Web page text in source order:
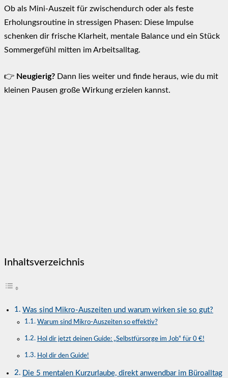
Ob als Mini-Auszeit für zwischendurch oder als feste
Erholungsroutine in stressigen Phasen: Diese Impulse
schenken dir frische Klarheit, mentale Balance und ein Stück
Sommergefühl mitten im Arbeitsalltag.
👉 Neugierig? Dann lies weiter und finde heraus, wie du mit
kleinen Pausen große Wirkung erzielen kannst.
Inhaltsverzeichnis
Was sind Mikro-Auszeiten und warum wirken sie so gut?
Warum sind Mikro-Auszeiten so effektiv?
Hol dir jetzt deinen Guide: „Selbstfürsorge im Job“ für 0 €!
Hol dir den Guide!
Die 5 mentalen Kurzurlaube, direkt anwendbar im Büroalltag